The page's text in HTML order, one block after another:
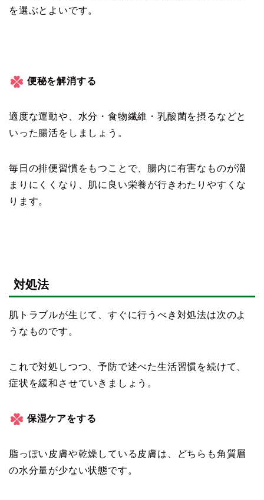
を選ぶとよいです。
便秘を解消する
適度な運動や、水分・食物繊維・乳酸菌を摂るなどと
いった腸活をしましょう。
毎日の排便習慣をもつことで、腸内に有害なものが溜
まりにくくなり、肌に良い栄養が行きわたりやすくな
ります。
対処法
肌トラブルが生じて、すぐに行うべき対処法は次のよ
うなものです。
これで対処しつつ、予防で述べた生活習慣を続けて、
症状を緩和させていきましょう。
保湿ケアをする
脂っぽい皮膚や乾燥している皮膚は、どちらも角質層
の水分量が少ない状態です。